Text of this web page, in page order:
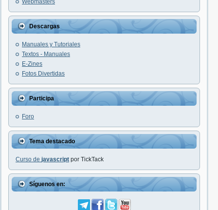
Webmasters
Descargas
Manuales y Tutoriales
Textos - Manuales
E-Zines
Fotos Divertidas
Participa
Foro
Tema destacado
Curso de javascript por TickTack
Síguenos en: